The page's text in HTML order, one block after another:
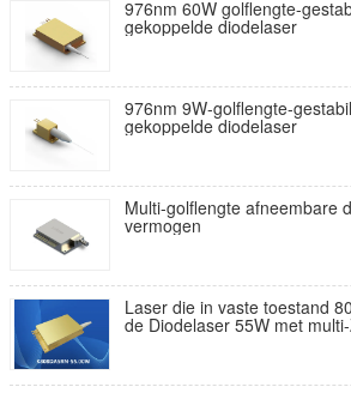
976nm 60W golflengte-
gekoppelde diodelaser
976nm 9W-golflengte-
gekoppelde diodelaser
Multi-golflengte afneembare
vermogen
Laser die in vaste toestand
de Diodelaser 55W met